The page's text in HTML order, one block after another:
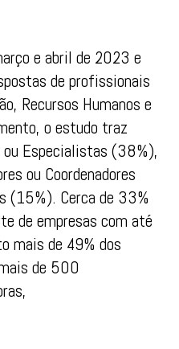
e abril de 2023 e
de profissionais
Recursos Humanos e
o estudo traz
Especialistas (38%),
ou Coordenadores
(15%). Cerca de 33%
de empresas com até
mais de 49% dos
de 500